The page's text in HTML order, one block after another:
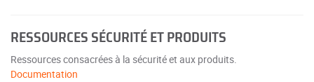
RESSOURCES SÉCURITÉ ET PRODUITS
Ressources consacrées à la sécurité et aux produits.
Documentation